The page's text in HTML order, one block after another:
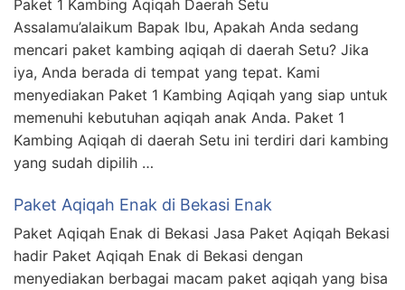
Paket 1 Kambing Aqiqah Daerah Setu
Assalamu’alaikum Bapak Ibu, Apakah Anda sedang
mencari paket kambing aqiqah di daerah Setu? Jika
iya, Anda berada di tempat yang tepat. Kami
menyediakan Paket 1 Kambing Aqiqah yang siap untuk
memenuhi kebutuhan aqiqah anak Anda. Paket 1
Kambing Aqiqah di daerah Setu ini terdiri dari kambing
yang sudah dipilih …
Paket Aqiqah Enak di Bekasi Enak
Paket Aqiqah Enak di Bekasi Jasa Paket Aqiqah Bekasi
hadir Paket Aqiqah Enak di Bekasi dengan
menyediakan berbagai macam paket aqiqah yang bisa